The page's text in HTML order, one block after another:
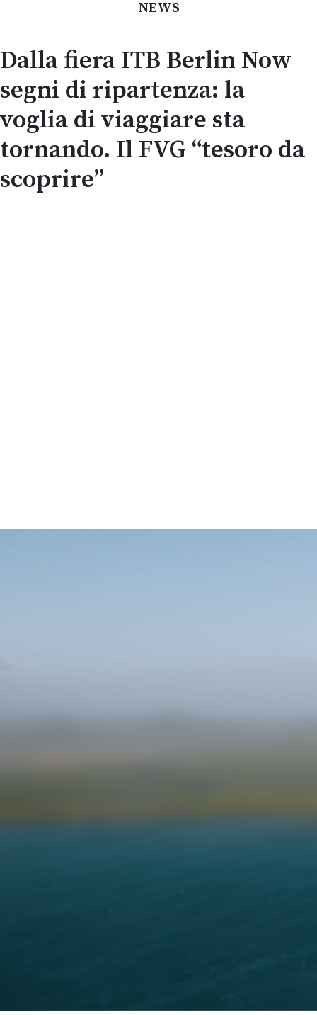
NEWS
Dalla fiera ITB Berlin Now
segni di ripartenza: la
voglia di viaggiare sta
tornando. Il FVG “tesoro da
scoprire”